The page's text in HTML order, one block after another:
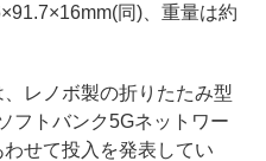
同)、重量は約
レノボ製の折りたたみ型
フトバンク5Gネットワー
せて投入を発表してい